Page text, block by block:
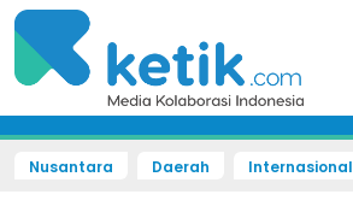
Nusantara Daerah Internasional